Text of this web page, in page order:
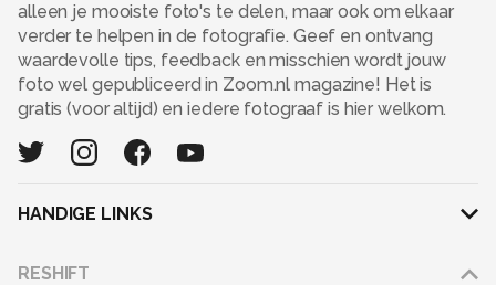
alleen je mooiste foto's te delen, maar ook om elkaar
verder te helpen in de fotografie. Geef en ontvang
waardevolle tips, feedback en misschien wordt jouw
foto wel gepubliceerd in Zoom.nl magazine! Het is
gratis (voor altijd) en iedere fotograaf is hier welkom.
HANDIGE LINKS
RESHIFT